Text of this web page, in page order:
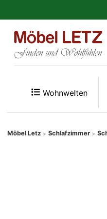
Wohnwelten
Möbel Letz > Schlafzimmer >
Kundenmeinungen
PREMIUM
Schnell